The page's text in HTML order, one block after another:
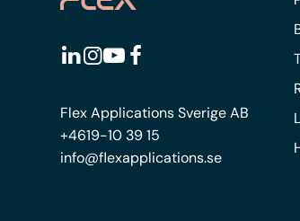
Flex Applications Sverige AB
+4619-10 39 15
info@flexapplications.se